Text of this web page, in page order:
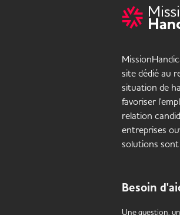
site dédié au
situation de
favoriser
relation
entreprises
solutions
Besoin
Une question,